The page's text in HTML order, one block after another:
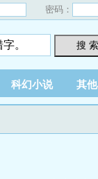
密码：
搜 索
科幻小说 其